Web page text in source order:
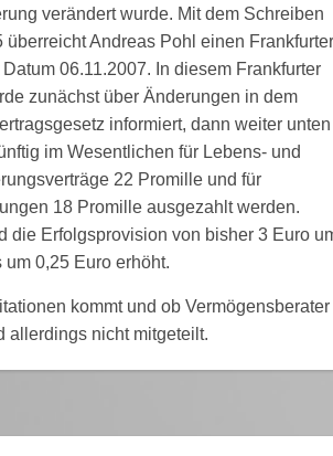
verändert wurde. Mit dem Schreiben
überreicht Andreas Pohl einen Frankfurter
06.11.2007. In diesem Frankfurter
zunächst über Änderungen in dem
informiert, dann weiter unten
im Wesentlichen für Lebens- und
22 Promille und für
18 Promille ausgezahlt werden.
die Erfolgsprovision von bisher 3 Euro
0,25 Euro erhöht.
kommt und ob Vermögensberater
allerdings nicht mitgeteilt.